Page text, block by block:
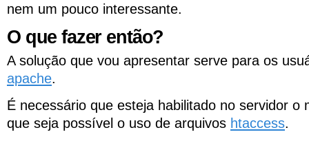
nem um pouco interessante.
O que fazer então?
A solução que vou apresentar serve para os
apache.
É necessário que esteja habilitado no servidor o
que seja possível o uso de arquivos htaccess.